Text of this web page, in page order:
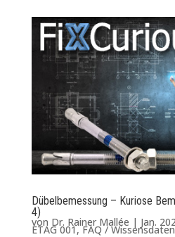
Dübelbemessung – Kuriose
4)
von Dr. Rainer Mallée | Jan.
ETAG 001,FAQ /